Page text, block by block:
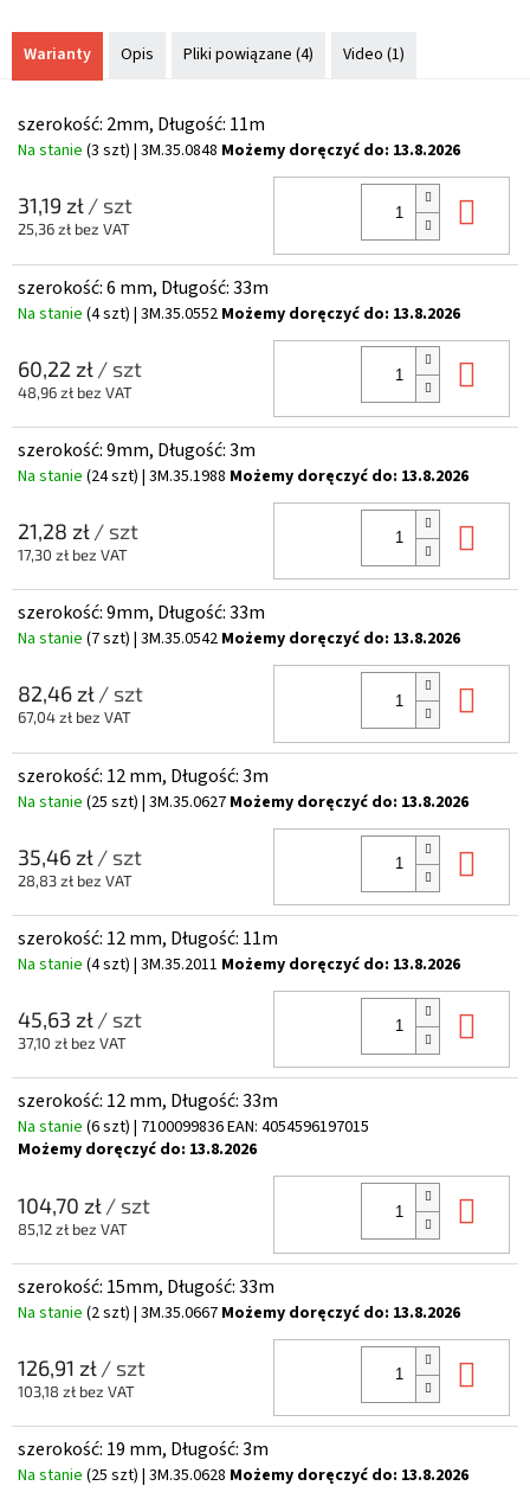
Warianty Opis Pliki powiązane (4) Video (1)
szerokość: 2mm, Długość: 11m
Na stanie (3 szt) | 3M.35.0848 Możemy doręczyć do: 13.8.2026
31,19 zł/ szt
25,36 zł bez VAT
szerokość: 6 mm, Długość: 33m
Na stanie (4 szt) | 3M.35.0552 Możemy doręczyć do: 13.8.2026
60,22 zł/ szt
48,96 zł bez VAT
szerokość: 9mm, Długość: 3m
Na stanie (24 szt) | 3M.35.1988 Możemy doręczyć do: 13.8.2026
21,28 zł/ szt
17,30 zł bez VAT
szerokość: 9mm, Długość: 33m
Na stanie (7 szt) | 3M.35.0542 Możemy doręczyć do: 13.8.2026
82,46 zł/ szt
67,04 zł bez VAT
szerokość: 12 mm, Długość: 3m
Na stanie (25 szt) | 3M.35.0627 Możemy doręczyć do: 13.8.2026
35,46 zł/ szt
28,83 zł bez VAT
szerokość: 12 mm, Długość: 11m
Na stanie (4 szt) | 3M.35.2011 Możemy doręczyć do: 13.8.2026
45,63 zł/ szt
37,10 zł bez VAT
szerokość: 12 mm, Długość: 33m
Na stanie (6 szt) | 7100099836EAN: 4054596197015
Możemy doręczyć do: 13.8.2026
104,70 zł/ szt
85,12 zł bez VAT
szerokość: 15mm, Długość: 33m
Na stanie (2 szt) | 3M.35.0667 Możemy doręczyć do: 13.8.2026
126,91 zł/ szt
103,18 zł bez VAT
szerokość: 19 mm, Długość: 3m
Na stanie (25 szt) | 3M.35.0628 Możemy doręczyć do: 13.8.2026